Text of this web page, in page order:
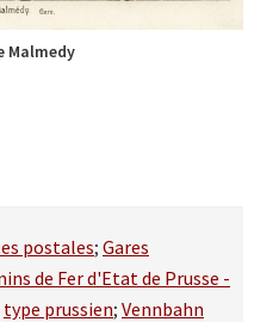
Malmedy
postales; Gares
de Fer d'Etat de Prusse -
type prussien; Vennbahn